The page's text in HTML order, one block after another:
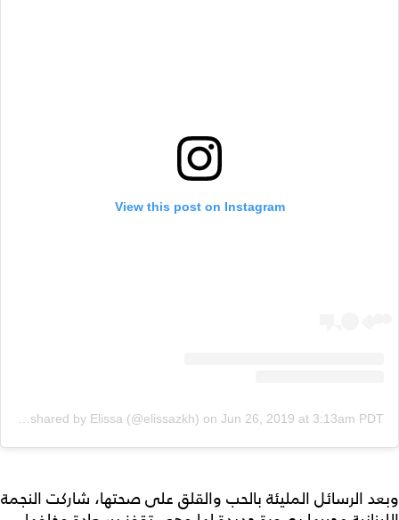
View this post on Instagram
A post shared by Elissa (@elissazkh) on Jun 26, 2019 at 3:13am PDT
وبعد الرسائل المليئة بالحب والقلق على صحتها، شاركت النجمة